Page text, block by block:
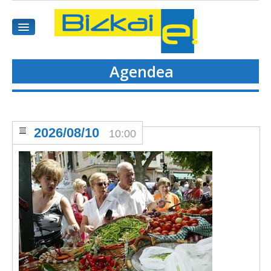
GAIAK
AGENDEA
KOMUNITATEA
ALBISTE GUZTIAK
BIDEOAK
Agendea
2026/08/10 10:00